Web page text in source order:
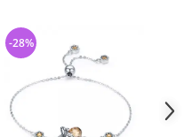
-28%